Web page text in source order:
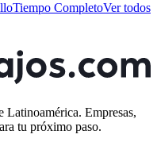
Tiempo CompletoVer todos
Latinoamérica. Empresas,
tu próximo paso.